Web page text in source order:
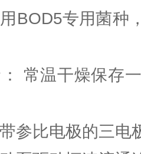
BOD5专用菌种
常温干燥保存
参比电极的三电